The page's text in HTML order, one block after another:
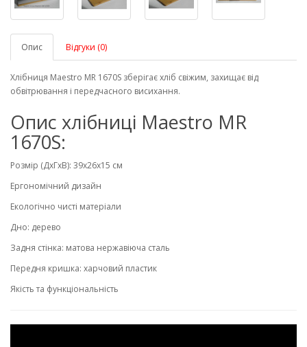
Опис Відгуки (0)
Хлібниця Maestro MR 1670S зберігає хліб свіжим, захищає від
обвітрювання і передчасного висихання.
Опис хлібниці Maestro MR
1670S:
Розмір (ДхГхВ): 39х26х15 см
Ергономічний дизайн
Екологічно чисті матеріали
Дно: дерево
Задня стінка: матова нержавіюча сталь
Передня кришка: харчовий пластик
Якість та функціональність